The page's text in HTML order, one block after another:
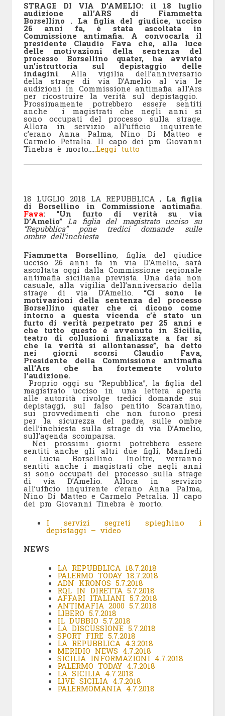
STRAGE DI VIA D’AMELIO: il 18 luglio
audizione all’ARS di Fiammetta
Borsellino .La figlia del giudice, ucciso
26 anni fa, è stata ascoltata in
Commissione antimafia. A convocarla il
presidente Claudio Fava che, alla luce
delle motivazioni della sentenza del
processo Borsellino quater, ha avviato
un’istruttoria sul depistaggio delle
indagini. Alla vigilia dell’anniversario
della strage di via D’Amelio al via le
audizioni in Commissione antimafia all’Ars
per ricostruire la verità sul depistaggio.
Prossimamente potrebbero essere sentiti
anche i magistrati che negli anni si
sono occupati del processo sulla strage.
Allora in servizio all’ufficio inquirente
c’erano Anna Palma, Nino Di Matteo e
Carmelo Petralia. Il capo dei pm Giovanni
Tinebra è morto…..Leggi tutto
18 LUGLIO 2018 LA REPUBBLICA , La figlia
di Borsellino in Commissione antimafia.
Fava: “Un furto di verità su via
D’Amelio” La figlia del magistrato ucciso su
“Repubblica” pone tredici domande sulle
ombre dell’inchiesta
Fiammetta Borsellino, figlia del giudice
ucciso 26 anni fa in via D’Amelio, sarà
ascoltata oggi dalla Commissione regionale
antimafia siciliana prevista. Una data non
casuale, alla vigilia dell’anniversario della
strage di via D’Amelio. “Ci sono le
motivazioni della sentenza del processo
Borsellino quater che ci dicono come
intorno a questa vicenda c’è stato un
furto di verità perpetrato per 25 anni e
che tutto questo è avvenuto in Sicilia,
teatro di collusioni finalizzate a far sì
che la verità si allontanasse”, ha detto
nei giorni scorsi Claudio Fava,
Presidente della Commissione antimafia
all’Ars che ha fortemente voluto
l’audizione.
Proprio oggi su “Repubblica”, la figlia del
magistrato ucciso in una lettera aperta
alle autorità rivolge tredici domande sui
depistaggi, sul falso pentito Scarantino,
sui provvedimenti che non furono presi
per la sicurezza del padre, sulle ombre
dell’inchiesta sulla strage di via D’Amelio,
sull’agenda scomparsa.
Nei prossimi giorni potrebbero essere
sentiti anche gli altri due figli, Manfredi
e Lucia Borsellino. Inoltre, verranno
sentiti anche i magistrati che negli anni
si sono occupati del processo sulla strage
di via D’Amelio. Allora in servizio
all’ufficio inquirente c’erano Anna Palma,
Nino Di Matteo e Carmelo Petralia. Il capo
dei pm Giovanni Tinebra è morto.
I servizi segreti spieghino i
depistaggi – video
NEWS
LA REPUBBLICA 18.7.2018
PALERMO TODAY 18.7.2018
ADN KRONOS 5.7.2018
RQL IN DIRETTA 5.7.2018
AFFARI ITALIANI 5.7.2018
ANTIMAFIA 2000 5.7.2018
LIBERO 5.7.2018
IL DUBBIO 5.7.2018
LA DISCUSSIONE 5.7.2018
SPORT FIRE 5.7.2018
LA REPUBBLICA 4.3.2018
MERIDIO NEWS 4.7.2018
SICILIA INFORMAZIONI 4.7.2018
PALERMO TODAY 4.7.2018
LA SICILIA 4.7.2018
LIVE SICILIA 4.7.2018
PALERMOMANIA 4.7.2018